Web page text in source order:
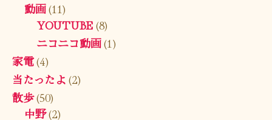
動画(11)
YOUTUBE(8)
ニコニコ動画(1)
家電(4)
当たったよ(2)
散歩(50)
中野(2)